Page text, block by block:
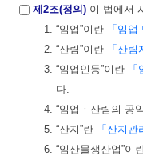
제2조(정의) 이 법에서
1. “임업”이란
「임
2. “산림”이란
「산
3. “임업인등”이란
다.
4. “임업ㆍ산림의 공
5. “산지”란
「산지관
6. “임산물생산업”이